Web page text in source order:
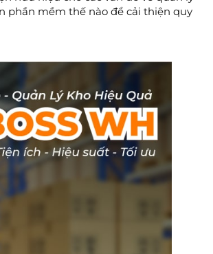
phần mềm thế nào để cải thiện quy